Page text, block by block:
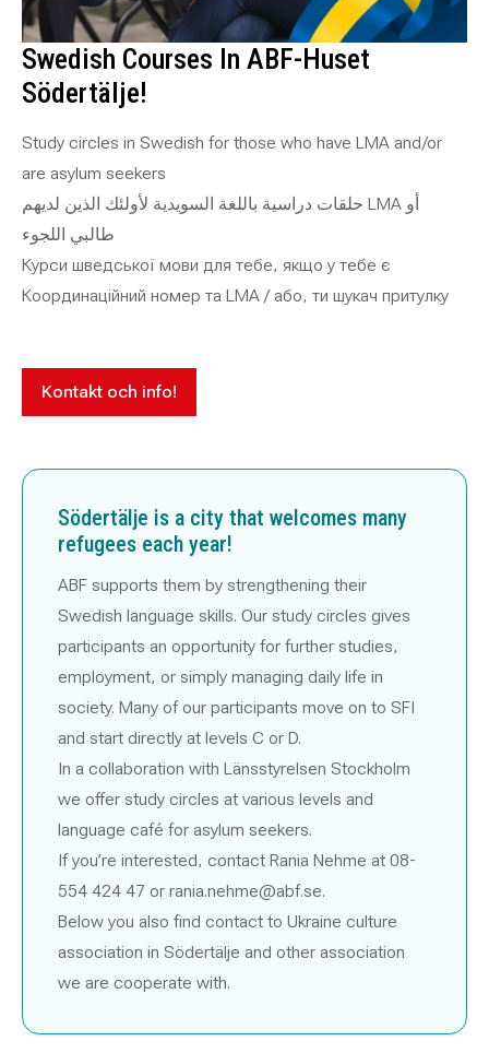
Swedish Courses In ABF-Huset
Södertälje!
Study circles in Swedish for those who have LMA and/or
are asylum seekers
حلقات دراسية باللغة السويدية لأولئك الذين لديهم LMA أو
طالبي اللجوء
Курси шведської мови для тебе, якщо у тебе є
Координаційний номер та LMA / або, ти шукач притулку
Kontakt och info!
Södertälje is a city that welcomes many
refugees each year!
ABF supports them by strengthening their
Swedish language skills. Our study circles gives
participants an opportunity for further studies,
employment, or simply managing daily life in
society. Many of our participants move on to SFI
and start directly at levels C or D.
In a collaboration with Länsstyrelsen Stockholm
we offer study circles at various levels and
language café for asylum seekers.
If you’re interested, contact Rania Nehme at 08-
554 424 47 or rania.nehme@abf.se.
Below you also find contact to Ukraine culture
association in Södertälje and other association
we are cooperate with.